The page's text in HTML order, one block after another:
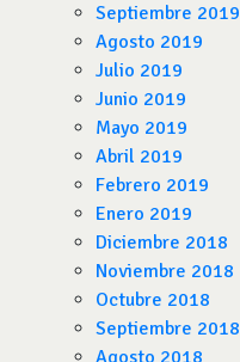
Septiembre 2019
Agosto 2019
Julio 2019
Junio 2019
Mayo 2019
Abril 2019
Febrero 2019
Enero 2019
Diciembre 2018
Noviembre 2018
Octubre 2018
Septiembre 2018
Agosto 2018